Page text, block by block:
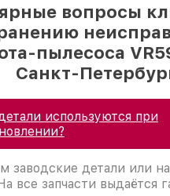
вопросы
пылесоса
Санкт-
используются при
заводские детали или
все запчасти выдаётся